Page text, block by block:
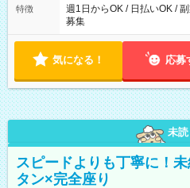
特徴
週1日からOK / 日払いOK /
募集
気になる！ 応募
未読
スピードよりも丁寧に！
タン×完全座り